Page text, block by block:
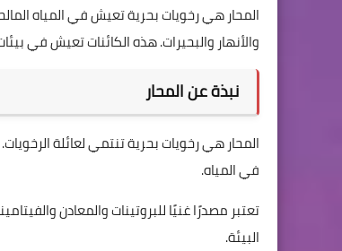
المحار هي رخويات بحرية تعيش في المياه
والأنهار والبحيرات. هذه الكائنات تعيش في
نبذة عن المحار
المحار هي رخويات بحرية تنتمي لعائلة
في المياه.
تعتبر مصدرًا غنيًا للبروتينات والمعادن
البيئة.